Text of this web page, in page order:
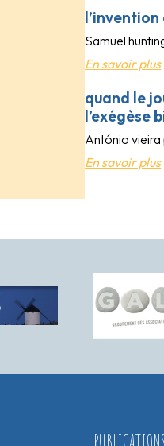
Samuel
En savoir plus
quand le
l’exégèse
António vieira
En savoir plus